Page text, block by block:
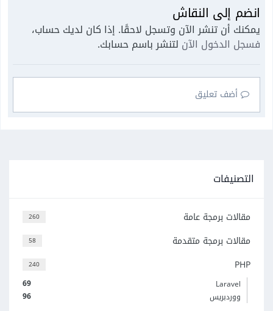
انضم إلى النقاش
يمكنك أن تنشر الآن وتسجل لاحقًا. إذا كان لديك حساب،
فسجل الدخول الآن لتنشر باسم حسابك.
أضف تعليق
التصنيفات
260 مقالات برمجة عامة
58 مقالات برمجة متقدمة
240 PHP
69
Laravel
96
ووردبريس